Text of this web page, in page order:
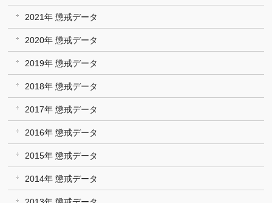
2021年 懲戒データ
2020年 懲戒データ
2019年 懲戒データ
2018年 懲戒データ
2017年 懲戒データ
2016年 懲戒データ
2015年 懲戒データ
2014年 懲戒データ